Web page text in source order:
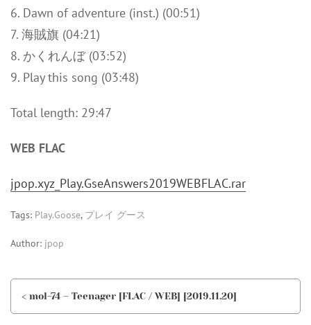
6. Dawn of adventure (inst.) (00:51)
7. 海賊旗 (04:21)
8. かくれんぼ (03:52)
9. Play this song (03:48)
Total length: 29:47
WEB FLAC
jpop.xyz_Play.GseAnswers2019WEBFLAC.rar
Tags: Play.Goose, プレイ グース
Author: jpop
< mol-74 – Teenager [FLAC / WEB] [2019.11.20]